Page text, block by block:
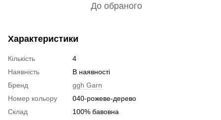
До обраного
Характеристики
Кількість
4
Наявність
В наявності
Бренд
ggh Garn
Номер кольору
040-рожеве-дерево
Склад
100% бавовна